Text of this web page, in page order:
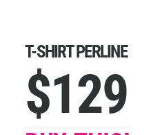
T-SHIRT PERLINE
$129